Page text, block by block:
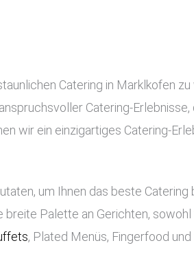
Catering in Marklkofen
Catering-
wir ein einzigartiges Catering-
um Ihnen das beste Catering
Palette an Gerichten,
, Plated Menüs, Fingerfood und